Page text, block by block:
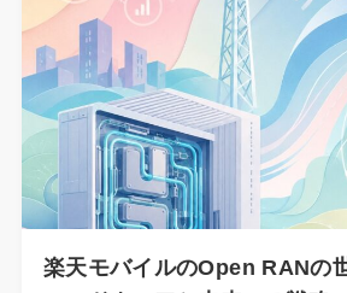
楽天モバイルのOpen RANの